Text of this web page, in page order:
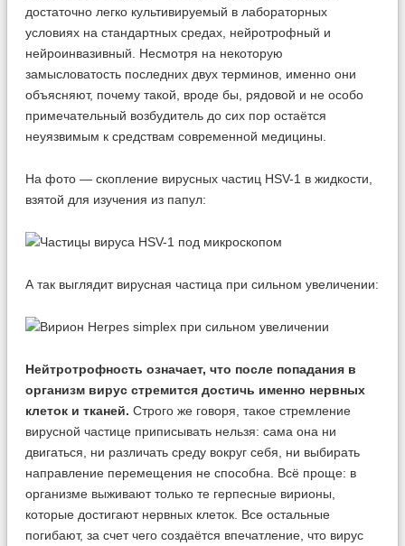
достаточно легко культивируемый в лабораторных
условиях на стандартных средах, нейротрофный и
нейроинвазивный. Несмотря на некоторую
замысловатость последних двух терминов, именно они
объясняют, почему такой, вроде бы, рядовой и не особо
примечательный возбудитель до сих пор остаётся
неуязвимым к средствам современной медицины.
На фото — скопление вирусных частиц HSV-1 в жидкости,
взятой для изучения из папул:
А так выглядит вирусная частица при сильном увеличении:
Нейтротрофность означает, что после попадания в
организм вирус стремится достичь именно нервных
клеток и тканей. Строго же говоря, такое стремление
вирусной частице приписывать нельзя: сама она ни
двигаться, ни различать среду вокруг себя, ни выбирать
направление перемещения не способна. Всё проще: в
организме выживают только те герпесные вирионы,
которые достигают нервных клеток. Все остальные
погибают, за счет чего создаётся впечатление, что вирус